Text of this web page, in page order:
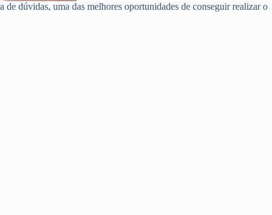
dúvidas, uma das melhores oportunidades de conseguir realizar o